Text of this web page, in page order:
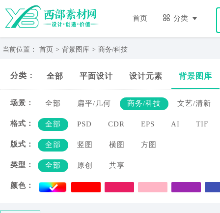
首页 分类
务/
科
技-
西
网
当前位置： 首页 > 背景图库 > 商务/科技
分类： 全部 平面设计 设计元素 背景图库
场景： 全部 扁平/几何 商务/科技 文艺/清新
格式： 全部 PSD CDR EPS AI TIF
版式： 全部 竖图 横图 方图
类型： 全部 原创 共享
颜色：